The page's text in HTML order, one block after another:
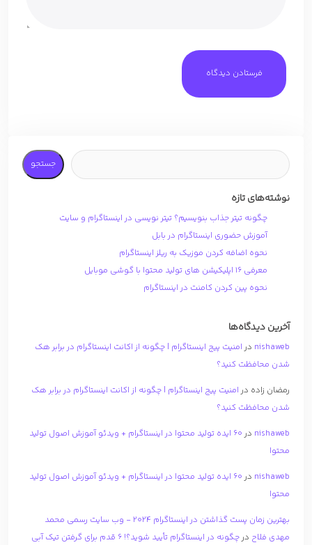
جستجو
نوشته‌های تازه
چگونه تیتر جذاب بنویسیم؟ تیتر نویسی در اینستاگرام و سایت
آموزش حضوری اینستاگرام در بابل
نحوه اضافه کردن موزیک به ریلز اینستاگرام
معرفی 16 اپلیکیشن های تولید محتوا با گوشی موبایل
نحوه پین کردن کامنت در اینستاگرام
آخرین دیدگاه‌ها
nishaweb درامنیت پیج اینستاگرام | چگونه از اکانت اینستاگرام در برابر هک
شدن محافظت کنید؟
رمضان زاده درامنیت پیج اینستاگرام | چگونه از اکانت اینستاگرام در برابر هک
شدن محافظت کنید؟
nishaweb در
۶۰ ایده تولید محتوا در اینستاگرام + ویدئو آموزش اصول تولید
محتوا
nishaweb در
۶۰ ایده تولید محتوا در اینستاگرام + ویدئو آموزش اصول تولید
محتوا
بهترین زمان پست گذاشتن در اینستاگرام 2024 - وب سایت رسمی محمد
مهدی فلاح در
چگونه در اینستاگرام تأیید شوید؟! 6 قدم برای گرفتن تیک آبی